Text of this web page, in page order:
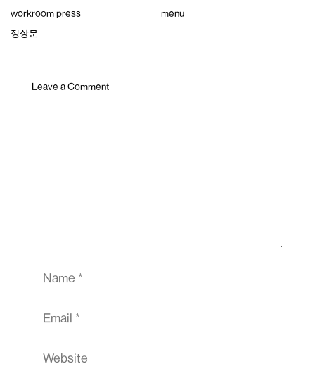
content
workroom press menu
정상문
Leave a Comment